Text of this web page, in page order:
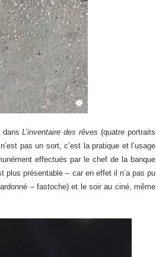
dansL’inventaire des rêves(quatre portraits
pas un sort, c’est la pratique et l’usage
effectués par le chef de la banque
plus présentable – car en effet il n’a pas pu
– fastoche) et le soir au ciné, même